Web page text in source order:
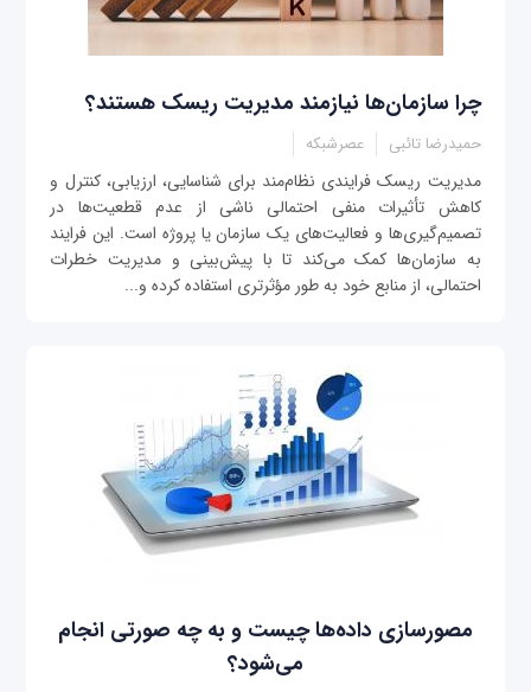
چرا سازمان‌ها نیازمند مدیریت ریسک هستند؟
حمیدرضا تائبی عصرشبکه
مدیریت ریسک فرایندی نظام‌مند برای شناسایی، ارزیابی، کنترل و
کاهش تأثیرات منفی احتمالی ناشی از عدم قطعیت‌ها در
تصمیم‌گیری‌ها و فعالیت‌های یک سازمان یا پروژه است. این فرایند
به سازمان‌ها کمک می‌کند تا با پیش‌بینی و مدیریت خطرات
احتمالی، از منابع خود به طور مؤثرتری استفاده کرده و...
مصورسازی داده‌ها چیست و به چه صورتی انجام
می‌شود؟